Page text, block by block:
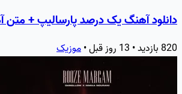
دانلود آهنگ یک درصد پارسالیپ + متن
820 بازدید • 13 روز قبل • موزیک